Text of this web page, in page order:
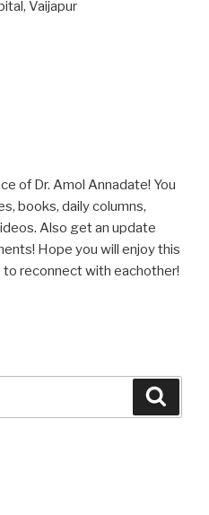
Vaijapur
of Dr. Amol Annadate! You
books, daily columns,
Also get an update
Hope you will enjoy this
reconnect with eachother!